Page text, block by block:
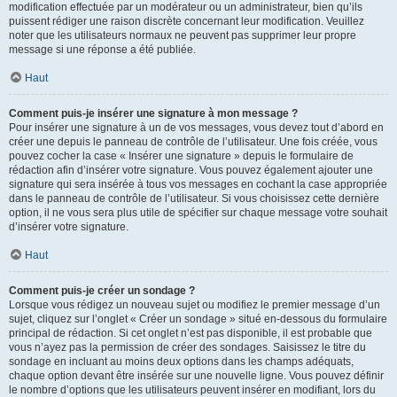
modification effectuée par un modérateur ou un administrateur, bien qu’ils
puissent rédiger une raison discrète concernant leur modification. Veuillez
noter que les utilisateurs normaux ne peuvent pas supprimer leur propre
message si une réponse a été publiée.
Haut
Comment puis-je insérer une signature à mon message ?
Pour insérer une signature à un de vos messages, vous devez tout d’abord en
créer une depuis le panneau de contrôle de l’utilisateur. Une fois créée, vous
pouvez cocher la case « Insérer une signature » depuis le formulaire de
rédaction afin d’insérer votre signature. Vous pouvez également ajouter une
signature qui sera insérée à tous vos messages en cochant la case appropriée
dans le panneau de contrôle de l’utilisateur. Si vous choisissez cette dernière
option, il ne vous sera plus utile de spécifier sur chaque message votre souhait
d’insérer votre signature.
Haut
Comment puis-je créer un sondage ?
Lorsque vous rédigez un nouveau sujet ou modifiez le premier message d’un
sujet, cliquez sur l’onglet « Créer un sondage » situé en-dessous du formulaire
principal de rédaction. Si cet onglet n’est pas disponible, il est probable que
vous n’ayez pas la permission de créer des sondages. Saisissez le titre du
sondage en incluant au moins deux options dans les champs adéquats,
chaque option devant être insérée sur une nouvelle ligne. Vous pouvez définir
le nombre d’options que les utilisateurs peuvent insérer en modifiant, lors du